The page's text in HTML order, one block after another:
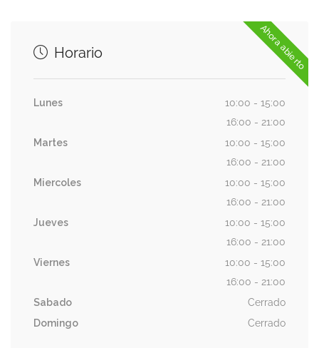
Ahora abierto
Horario
Lunes
10:00 - 15:00
16:00 - 21:00
Martes
10:00 - 15:00
16:00 - 21:00
Miercoles
10:00 - 15:00
16:00 - 21:00
Jueves
10:00 - 15:00
16:00 - 21:00
Viernes
10:00 - 15:00
16:00 - 21:00
Sabado
Cerrado
Domingo
Cerrado